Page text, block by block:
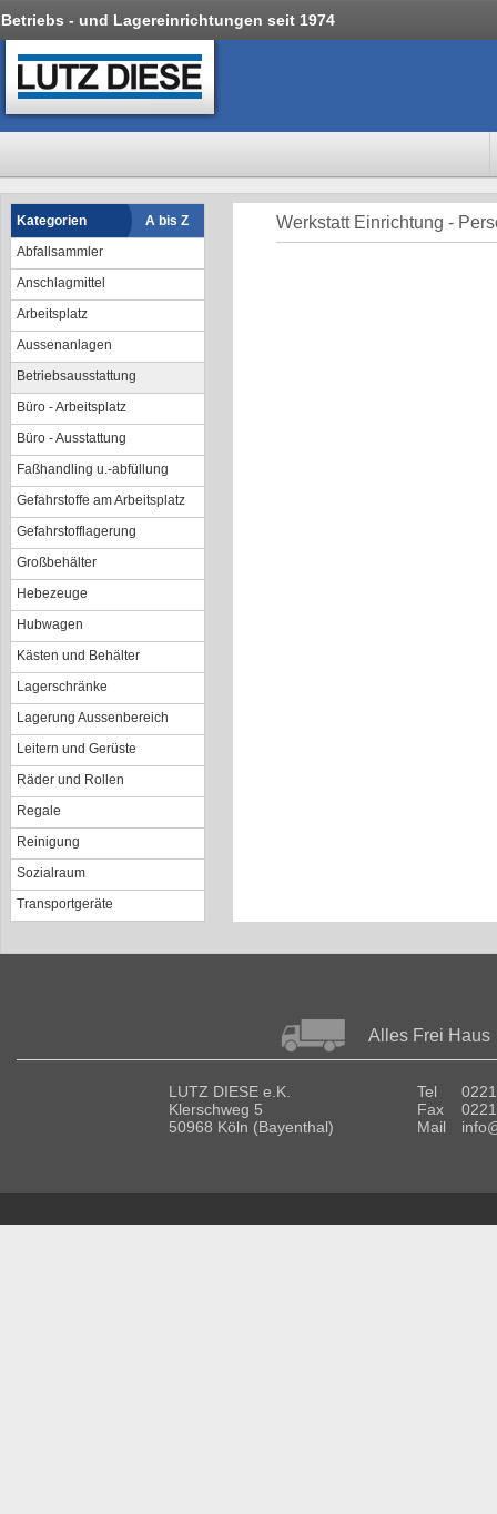
Betriebs - und Lagereinrichtungen seit 1974
Kategorien
A bis Z
Abfallsammler
Anschlagmittel
Arbeitsplatz
Aussenanlagen
Betriebsausstattung
Büro - Arbeitsplatz
Büro - Ausstattung
Faßhandling u.-abfüllung
Gefahrstoffe am Arbeitsplatz
Gefahrstofflagerung
Großbehälter
Hebezeuge
Hubwagen
Kästen und Behälter
Lagerschränke
Lagerung Aussenbereich
Leitern und Gerüste
Räder und Rollen
Regale
Reinigung
Sozialraum
Transportgeräte
Werkstatt Einrichtung -
Alles Frei Haus
LUTZ DIESE e.K.
Klerschweg 5
50968 Köln (Bayenthal)
Tel
Fax
Mail